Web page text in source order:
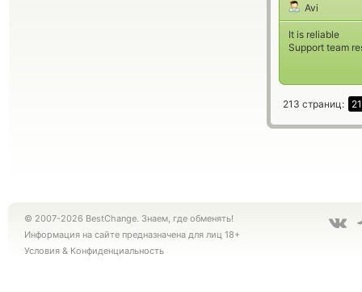
Avi
It is reliable
Support team
213 страниц:
© 2007-2026 BestChange. Знаем, где обменять!
Информация на сайте предназначена для лиц 18+
Условия & Конфиденциальность